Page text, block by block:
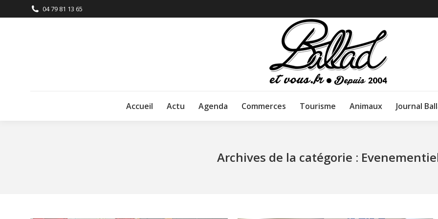
04 79 81 13 65
Accueil Actu Agenda Commerces Tourisme Animaux Journal
Archives de la catégorie :